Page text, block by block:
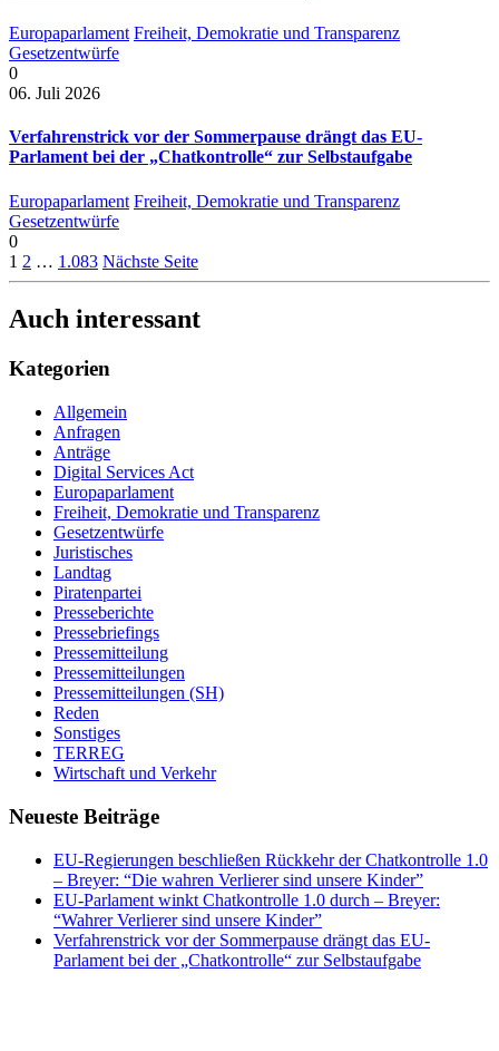
Europaparlament Freiheit, Demokratie und Transparenz
Gesetzentwürfe
0
06. Juli 2026
Verfahrenstrick vor der Sommerpause drängt das EU-
Parlament bei der „Chatkontrolle“ zur Selbstaufgabe
Europaparlament Freiheit, Demokratie und Transparenz
Gesetzentwürfe
0
1 2 … 1.083 Nächste Seite
Auch interessant
Kategorien
Allgemein
Anfragen
Anträge
Digital Services Act
Europaparlament
Freiheit, Demokratie und Transparenz
Gesetzentwürfe
Juristisches
Landtag
Piratenpartei
Presseberichte
Pressebriefings
Pressemitteilung
Pressemitteilungen
Pressemitteilungen (SH)
Reden
Sonstiges
TERREG
Wirtschaft und Verkehr
Neueste Beiträge
EU-Regierungen beschließen Rückkehr der Chatkontrolle 1.0
– Breyer: “Die wahren Verlierer sind unsere Kinder”
EU-Parlament winkt Chatkontrolle 1.0 durch – Breyer:
“Wahrer Verlierer sind unsere Kinder”
Verfahrenstrick vor der Sommerpause drängt das EU-
Parlament bei der „Chatkontrolle“ zur Selbstaufgabe